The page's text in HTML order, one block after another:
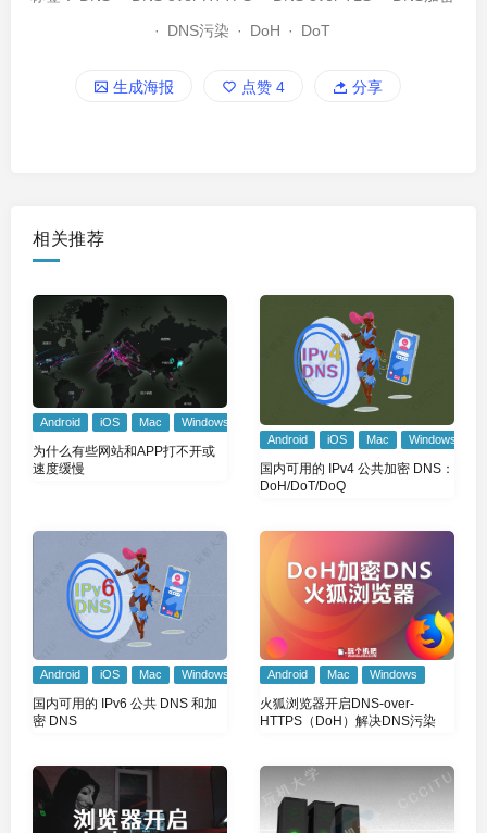
·
DNS污染 · DoH · DoT
生成海报 点赞 4 分享
相关推荐
Android iOS Mac Windows
为什么有些网站和APP打不开或
速度缓慢
Android iOS Mac Windows
国内可用的 IPv4 公共加密 DNS：
DoH/DoT/DoQ
Android iOS Mac Windows
国内可用的 IPv6 公共 DNS 和加
密 DNS
Android Mac Windows
火狐浏览器开启DNS-over-
HTTPS（DoH）解决DNS污染